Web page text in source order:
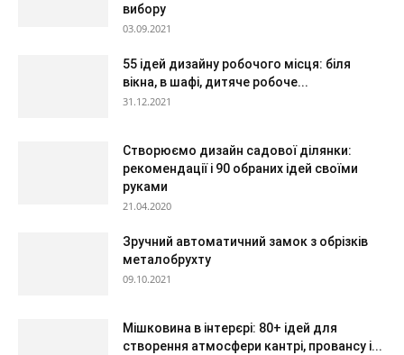
вибору
03.09.2021
55 ідей дизайну робочого місця: біля
вікна, в шафі, дитяче робоче...
31.12.2021
Створюємо дизайн садової ділянки:
рекомендації і 90 обраних ідей своїми
руками
21.04.2020
Зручний автоматичний замок з обрізків
металобрухту
09.10.2021
Мішковина в інтерєрі: 80+ ідей для
створення атмосфери кантрі, провансу і...